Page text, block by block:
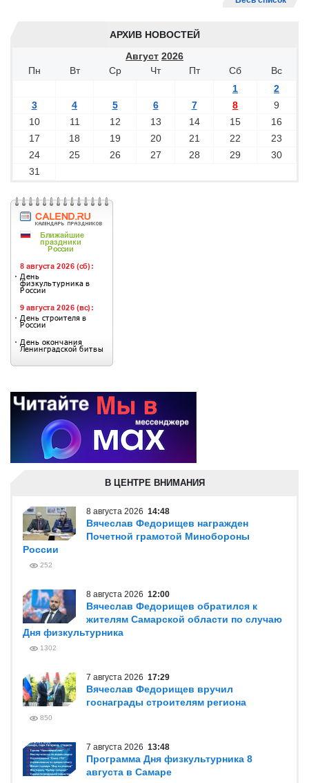
АРХИВ НОВОСТЕЙ
Август 2026
Пн
Вт Ср Чт Пт Сб
Вс
1
2
3
4 5 6 7 8
9
10
11 12 13 14 15
16
17
18 19 20 21 22
23
24
25 26 27 28 29
30
31
В ЦЕНТРЕ ВНИМАНИЯ
8 августа 2026 14:48
Вячеслав Федорищев награжден
Почетной грамотой Минобороны
России
252
8 августа 2026 12:00
Вячеслав Федорищев обратился к
жителям Самарской области по случаю
Дня физкультурника
1302
7 августа 2026 17:29
Вячеслав Федорищев вручил
госнаграды строителям региона
850
7 августа 2026 13:48
Программа Дня физкультурника 8
августа в Самаре